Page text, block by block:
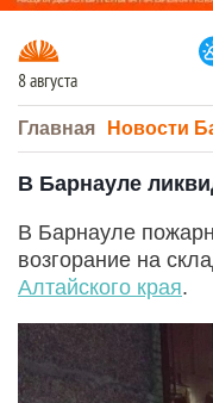
8 августа
Главная Новости
В Барнауле
В Барнауле
возгорание на
Алтайского края.